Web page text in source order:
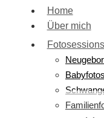
Home
Über mich
Fotosessions
Babyfotos